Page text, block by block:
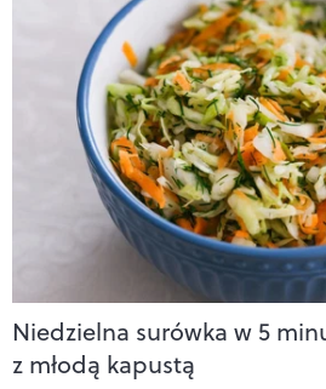
Niedzielna surówka w 5
z młodą kapustą